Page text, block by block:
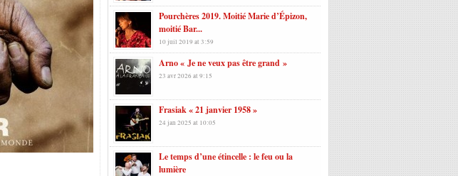
Pourchères 2019. Moitié Marie d’Épizon,
moitié Bar...
10 juil 2019 at 3:59
Arno « Je ne veux pas être grand »
23 avr 2026 at 9:15
Frasiak « 21 janvier 1958 »
24 jan 2025 at 10:05
Le temps d’une étincelle : le feu ou la
lumière